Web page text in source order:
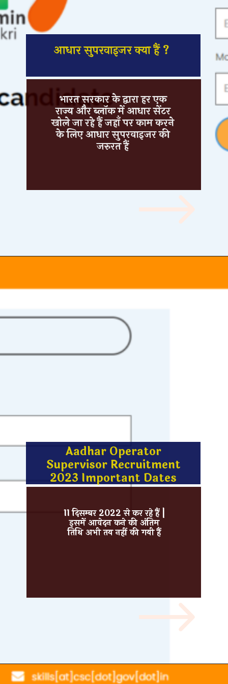
आधार सुपरवाइजर क्या हैं ?
भारत सरकार के द्वारा हर एक
राज्य और ब्लॉक में आधार सेंटर
खोले जा रहे हैं जहाँ पर काम करने
के लिए आधार सुपरवाइजर की
जरुरत हैं
Aadhar Operator
Supervisor Recruitment
2023 Important Dates
11 दिसम्बर 2022 से कर रहे हैं |
इसमें आवेदन कने की अंतिम
तिथि अभी तय नहीं की गयी हैं